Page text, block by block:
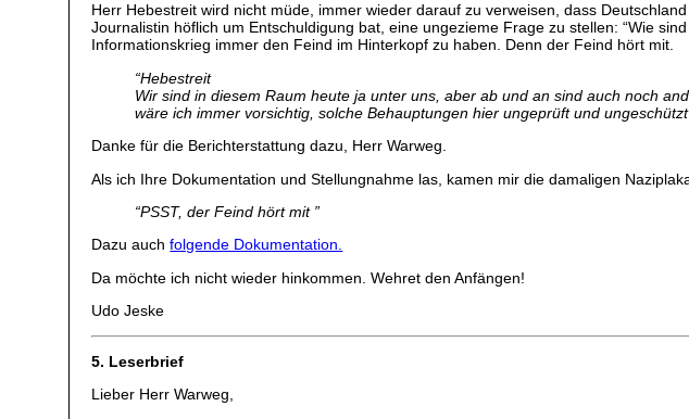
Herr Hebestreit wird nicht müde, immer wieder darauf zu verweisen, dass
Journalistin höflich um Entschuldigung bat, eine ungezieme Frage zu stellen: “Wie
Informationskrieg immer den Feind im Hinterkopf zu haben. Denn der Feind hört mit.
“Hebestreit
Wir sind in diesem Raum heute ja unter uns, aber ab und an sind auch noch
wäre ich immer vorsichtig, solche Behauptungen hier ungeprüft und
Danke für die Berichterstattung dazu, Herr Warweg.
Als ich Ihre Dokumentation und Stellungnahme las, kamen mir die damaligen
“PSST, der Feind hört mit ”
Dazu auchfolgende Dokumentation.
Da möchte ich nicht wieder hinkommen. Wehret den Anfängen!
Udo Jeske
5. Leserbrief
Lieber Herr Warweg,